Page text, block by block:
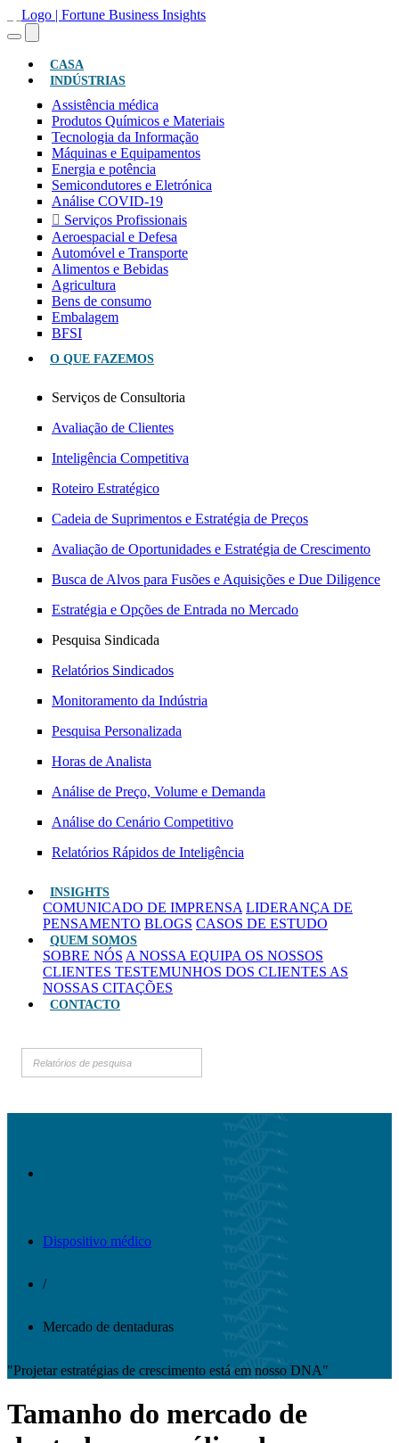
CASA
INDÚSTRIAS
Assistência médica
Produtos Químicos e Materiais
Tecnologia da Informação
Máquinas e Equipamentos
Energia e potência
Semicondutores e Eletrónica
Análise COVID-19
Serviços Profissionais
Aeroespacial e Defesa
Automóvel e Transporte
Alimentos e Bebidas
Agricultura
Bens de consumo
Embalagem
BFSI
O QUE FAZEMOS
Serviços de Consultoria
Avaliação de Clientes
Inteligência Competitiva
Roteiro Estratégico
Cadeia de Suprimentos e Estratégia de Preços
Avaliação de Oportunidades e Estratégia de Crescimento
Busca de Alvos para Fusões e Aquisições e Due Diligence
Estratégia e Opções de Entrada no Mercado
Pesquisa Sindicada
Relatórios Sindicados
Monitoramento da Indústria
Pesquisa Personalizada
Horas de Analista
Análise de Preço, Volume e Demanda
Análise do Cenário Competitivo
Relatórios Rápidos de Inteligência
INSIGHTS
COMUNICADO DE IMPRENSA LIDERANÇA DE
PENSAMENTO BLOGS CASOS DE ESTUDO
QUEM SOMOS
SOBRE NÓS A NOSSA EQUIPA OS NOSSOS
CLIENTES TESTEMUNHOS DOS CLIENTES AS
NOSSAS CITAÇÕES
CONTACTO
Dispositivo médico
/
Mercado de dentaduras
"Projetar estratégias de crescimento está em nosso DNA"
Tamanho do mercado de